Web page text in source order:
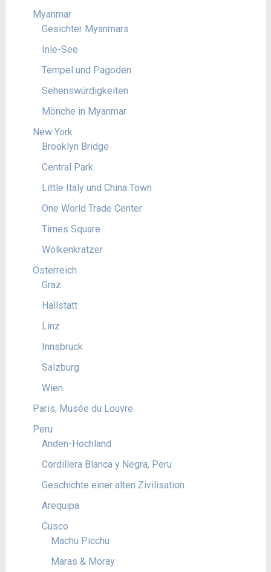
Myanmar
Gesichter Myanmars
Inle-See
Tempel und Pagoden
Sehenswürdigkeiten
Mönche in Myanmar
New York
Brooklyn Bridge
Central Park
Little Italy und China Town
One World Trade Center
Times Square
Wolkenkratzer
Österreich
Graz
Hallstatt
Linz
Innsbruck
Salzburg
Wien
Paris, Musée du Louvre
Peru
Anden-Hochland
Cordillera Blanca y Negra, Peru
Geschichte einer alten Zivilisation
Arequipa
Cusco
Machu Picchu
Maras & Moray